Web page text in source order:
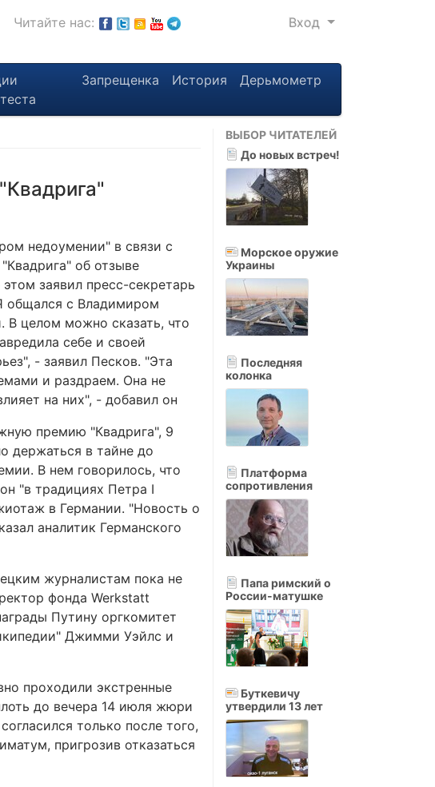
Читайте нас: Вход
Запрещенка История Дерьмометр
недоумении" в связи с
об отзыве
заявил пресс-секретарь
общался с Владимиром
В целом можно сказать, что
себе и своей
- заявил Песков. "Эта
и раздраем. Она не
на них", - добавил он
премию "Квадрига", 9
держаться в тайне до
В нем говорилось, что
"в традициях Петра I
в Германии. "Новость о
аналитик Германского
журналистам пока не
фонда Werkstatt
Путину оргкомитет
Джимми Уэйлс и
проходили экстренные
до вечера 14 июля жюри
только после того,
пригрозив отказаться
ВЫБОР ЧИТАТЕЛЕЙ
До новых встреч!
Морское оружие
Украины
Последняя
колонка
Платформа
сопротивления
Папа римский о
России-матушке
Буткевичу
утвердили 13 лет